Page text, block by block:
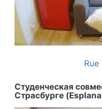
Rue
Студенческая
Страсбурге